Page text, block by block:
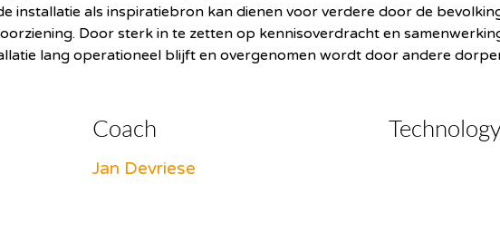
installatie als inspiratiebron kan dienen voor verdere door de
Door sterk in te zetten op kennisoverdracht en
lang operationeel blijft en overgenomen wordt door andere
Coach
Jan Devriese